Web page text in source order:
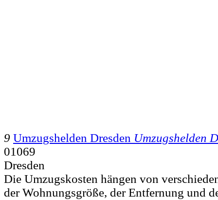
9 Umzugshelden Dresden Umzugshelden
01069
Dresden
Die Umzugskosten hängen von
der Wohnungsgröße, der Entfernung und